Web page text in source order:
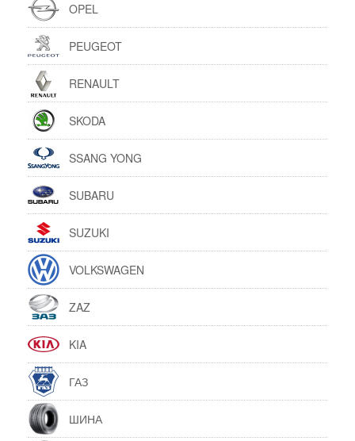
OPEL
PEUGEOT
RENAULT
SKODA
SSANG YONG
SUBARU
SUZUKI
VOLKSWAGEN
ZAZ
KIA
ГАЗ
ШИНА